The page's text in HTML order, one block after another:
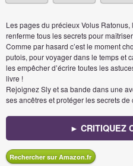
Les pages du précieux Volus
renferme tous les secrets pour
Comme par hasard c’est le moment
putois, pour voyager dans le temps et
les empêcher d’écrire toutes les
livre !
Rejoignez Sly et sa bande dans une
ses ancêtres et protéger les secrets de
► CRITIQUEZ
Rechercher sur Amazon.fr